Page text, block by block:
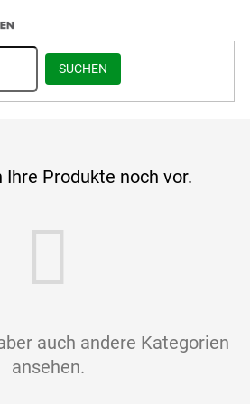
SUCHEN
Produkte noch vor.
auch andere Kategorien
ansehen.